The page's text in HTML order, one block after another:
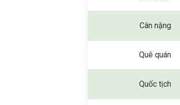
Cân nặng
Quê quán
Quốc tịch